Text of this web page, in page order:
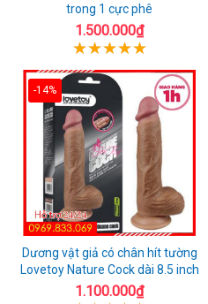
trong 1 cực phê
1.500.000₫
-14%
Dương vật giả có chân hít tường
Lovetoy Nature Cock dài 8.5 inch
1.100.000₫